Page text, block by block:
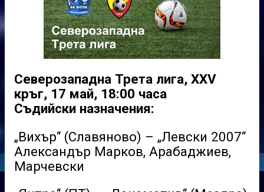
Северозападна Трета лига, XXV
кръг, 17 май, 18:00 часа
Съдийски назначения:
„Вихър“ (Славяново) – „Левски 2007“
Александър Марков, Арабаджиев,
Марчевски